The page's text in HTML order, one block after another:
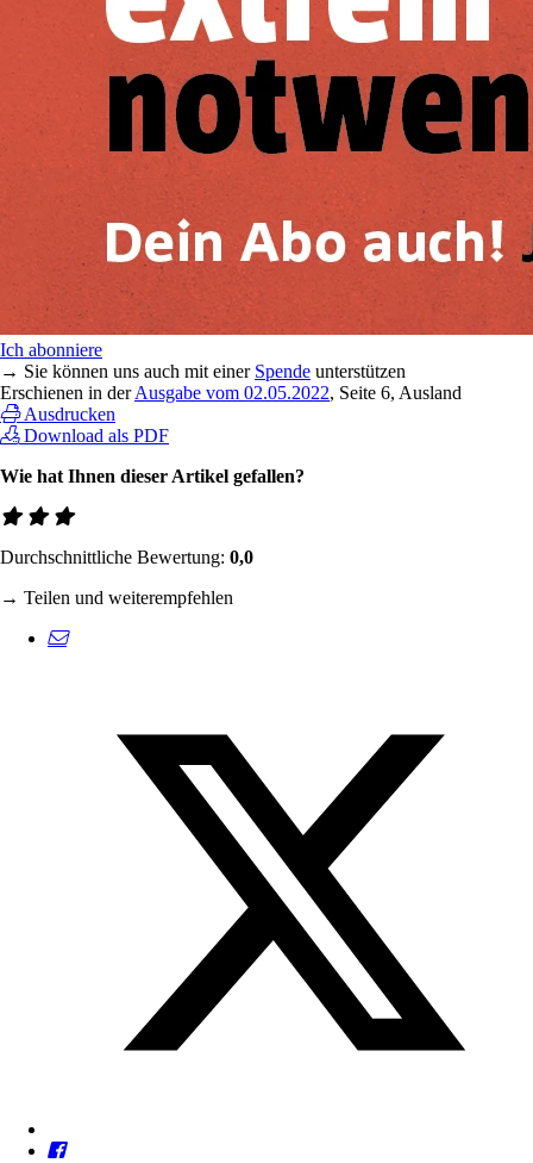
Ich abonniere
→ Sie können uns auch mit einer Spende unterstützen
Erschienen in derAusgabe vom 02.05.2022, Seite 6, Ausland
Ausdrucken
Download als PDF
Wie hat Ihnen dieser Artikel gefallen?
Durchschnittliche Bewertung: 0,0
→ Teilen und weiterempfehlen